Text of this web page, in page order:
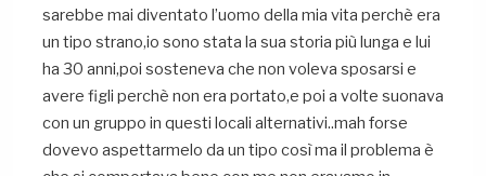
sarebbe mai diventato l’uomo della mia vita perchè era
un tipo strano,io sono stata la sua storia più lunga e lui
ha 30 anni,poi sosteneva che non voleva sposarsi e
avere figli perchè non era portato,e poi a volte suonava
con un gruppo in questi locali alternativi..mah forse
dovevo aspettarmelo da un tipo così ma il problema è